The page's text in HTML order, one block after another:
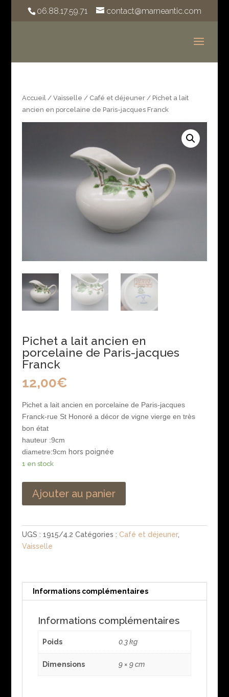
06.88.17.59.71 contact@marneantic.com
Accueil/ Vaisselle / Café et déjeuner/ Pichet a lait
ancien en porcelaine de Paris-jacques Franck
Pichet a lait ancien en
porcelaine de Paris-jacques
Franck
12,00€
Pichet a lait ancien en porcelaine de Paris-jacques
Franck-rue St Honoré a décor de vigne vierge en très
bon état
hauteur :9cm
diametre:9cm hors poignée
1 en stock
Ajouter au panier
UGS : 1915/4.2 Catégories : Café et déjeuner,
Vaisselle
Informations complémentaires
Informations complémentaires
Poids 0.3 kg
Dimensions 9 × 9 cm